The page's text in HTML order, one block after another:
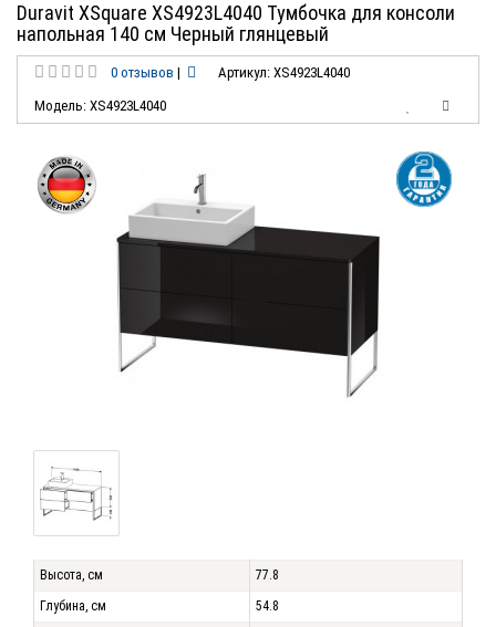
Duravit XSquare XS4923L4040 Тумбочка для консоли
напольная 140 см Черный глянцевый
0 отзывов |
Артикул: XS4923L4040
Модель: XS4923L4040
Высота, см
77.8
Глубина, см
54.8